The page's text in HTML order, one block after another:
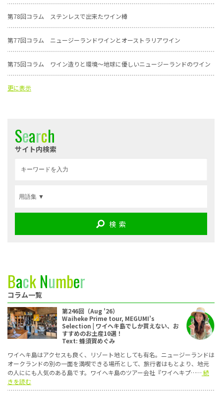
第78回コラム ステンレスで出来たワイン樽
第77回コラム ニュージーランドワインとオーストラリアワイン
第75回コラム ワイン造りと環境～地球に優しいニュージーランドのワイン
更に表示
Search
サイト内検索
検 索
BackNumber
コラム一覧
第246回（Aug '26）
Waiheke Prime tour, MEGUMI’s
Selection | ワイヘキ島でしか買えない、お
すすめのお土産10選！
Text: 蜂須賀めぐみ
ワイヘキ島はアクセスも良く、リゾート地としても有名。ニュージーランドは
オークランドの別の一面を満喫できる場所として、旅行者はもとより、地元
の人ににも人気のある島です。ワイヘキ島のツアー会社『ワイヘキプ…… 続
きを読む